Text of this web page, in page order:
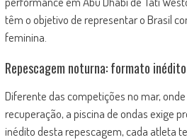
têm o objetivo de representar o Brasil
feminina.
Repescagem noturna: formato
Diferente das competições no mar,
recuperação, a piscina de ondas exige
inédito desta repescagem, cada atleta